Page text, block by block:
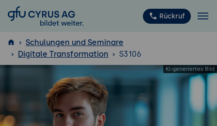
GFU Cyrus AG Rückruf
ISTQB ®
Schulungen und Seminare
Digitale Transformation
S3106